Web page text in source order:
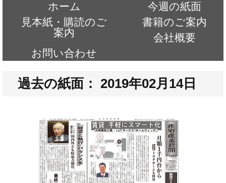
ホーム
今週の紙面
見本紙・購読のご
案内
書籍のご案内
会社概要
お問い合わせ
過去の紙面： 2019年02月14日